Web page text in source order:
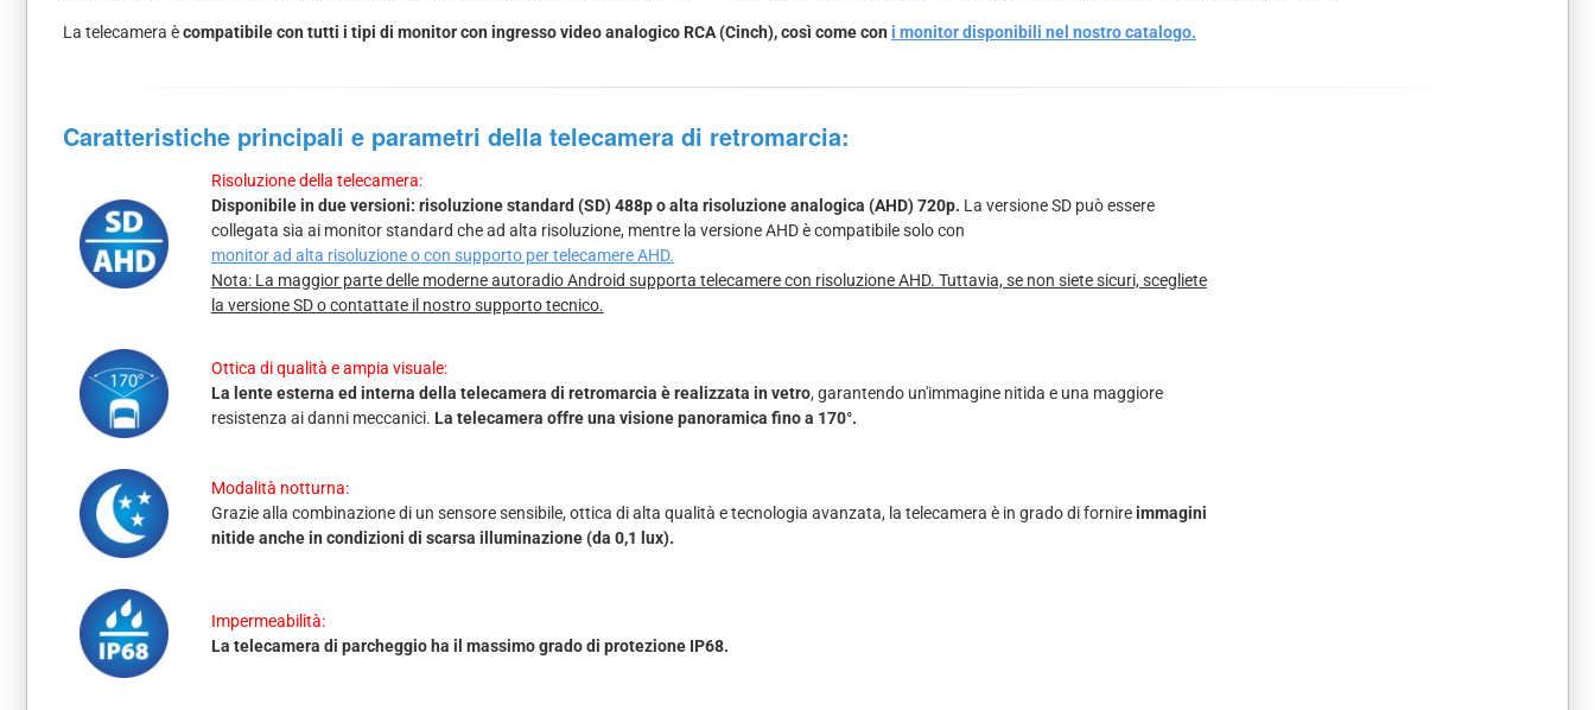
La telecamera ècompatibile con tutti i tipi di monitor con ingresso video analogico RCA (Cinch), così come con i monitor disponibili nel nostro catalogo.
Caratteristiche principali e parametri della telecamera di retromarcia:
Risoluzione della telecamera:
Disponibile in due versioni: risoluzione standard (SD) 488p o alta risoluzione analogica (AHD) 720p. La versione SD può essere
collegata sia ai monitor standard che ad alta risoluzione, mentre la versione AHD è compatibile solo con
monitor ad alta risoluzione o con supporto per telecamere AHD.
Nota: La maggior parte delle moderne autoradio Android supporta telecamere con risoluzione AHD. Tuttavia, se non siete sicuri, scegliete
la versione SD o contattate il nostro supporto tecnico.
Ottica di qualità e ampia visuale:
La lente esterna ed interna della telecamera di retromarcia è realizzata in vetro, garantendo un'immagine nitida e una maggiore
resistenza ai danni meccanici. La telecamera offre una visione panoramica fino a 170°.
Modalità notturna:
Grazie alla combinazione di un sensore sensibile, ottica di alta qualità e tecnologia avanzata, la telecamera è in grado di fornireimmagini
nitide anche in condizioni di scarsa illuminazione (da 0,1 lux).
Impermeabilità:
La telecamera di parcheggio ha il massimo grado di protezione IP68.